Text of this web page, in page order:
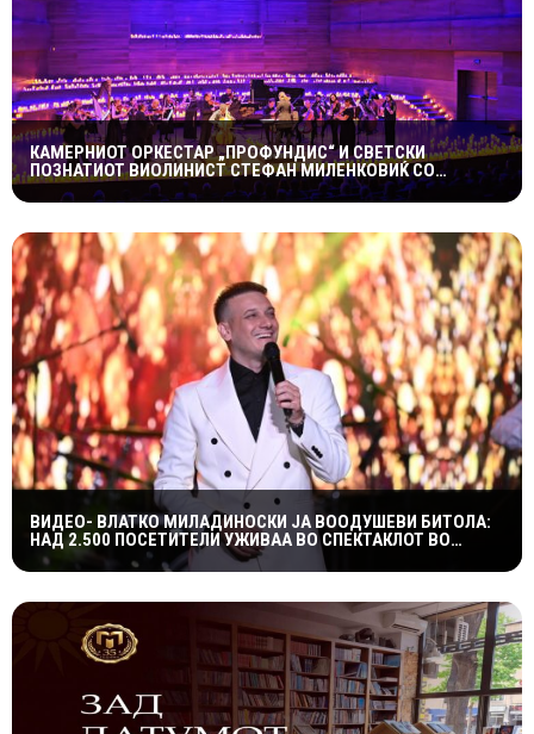
КАМЕРНИОТ ОРКЕСТАР „ПРОФУНДИС“ И СВЕТСКИ
ПОЗНАТИОТ ВИОЛИНИСТ СТЕФАН МИЛЕНКОВИЌ СО
СПЕКТАКУЛАРЕН „CANDLELIGHT“ КОНЦЕРТ НА „ОХРИДСКО
ЛЕТО“
ВИДЕО- ВЛАТКО МИЛАДИНОСКИ ЈА ВООДУШЕВИ БИТОЛА:
НАД 2.500 ПОСЕТИТЕЛИ УЖИВАА ВО СПЕКТАКЛОТ ВО
ХЕРАКЛЕЈА